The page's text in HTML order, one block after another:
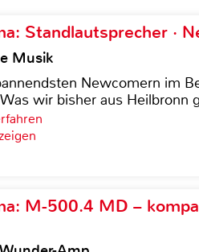
Standlautsprecher ·
Musik
Newcomern im
wir bisher aus Heilbronn
M-500.4 MD –